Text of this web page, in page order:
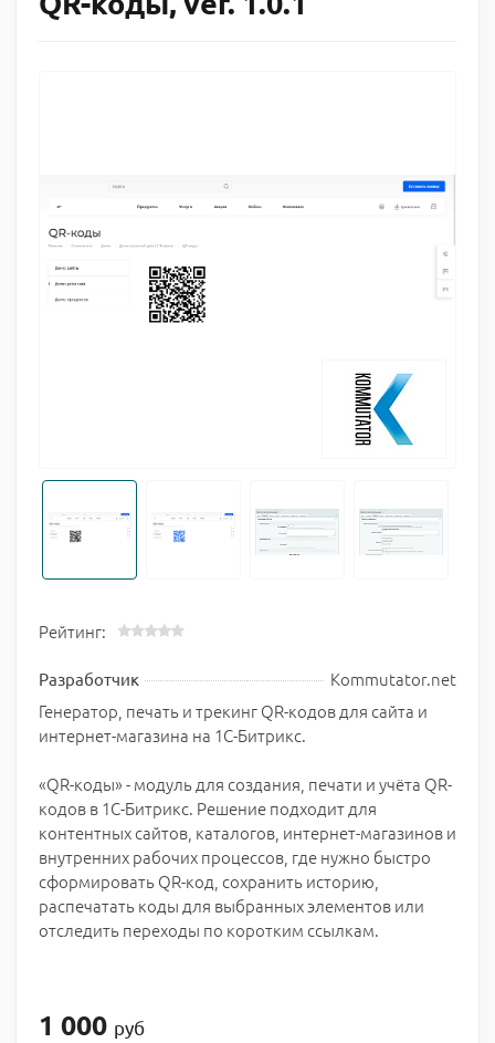
Рейтинг:
Разработчик
Kommutator.net
Генератор, печать и трекинг QR-кодов для сайта и
интернет-магазина на 1С-Битрикс.
«QR-коды» - модуль для создания, печати и учёта QR-
кодов в 1С-Битрикс. Решение подходит для
контентных сайтов, каталогов, интернет-магазинов и
внутренних рабочих процессов, где нужно быстро
сформировать QR-код, сохранить историю,
распечатать коды для выбранных элементов или
отследить переходы по коротким ссылкам.
1 000 руб